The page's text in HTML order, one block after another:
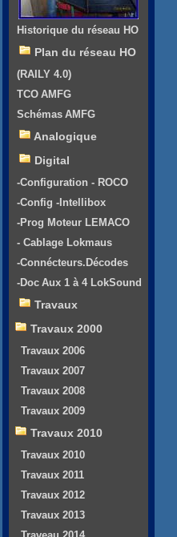
Historique du réseau HO
Plan du réseau HO
(RAILY 4.0)
TCO AMFG
Schémas AMFG
Analogique
Digital
-Configuration - ROCO
-Config -Intellibox
-Prog Moteur LEMACO
- Cablage Lokmaus
-Connécteurs.Décodes
-Doc Aux 1 à 4 LokSound
Travaux
Travaux 2000
Travaux 2006
Travaux 2007
Travaux 2008
Travaux 2009
Travaux 2010
Travaux 2010
Travaux 2011
Travaux 2012
Travaux 2013